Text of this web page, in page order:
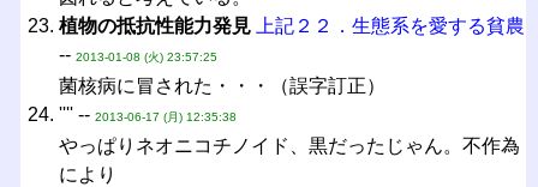
植物の抵抗性能力発見
上記２２．生態系を愛する貧農
-- 2013-01-08 (火) 23:57:25
菌核病に冒された・・・（誤字訂正）
'''' -- 2013-06-17 (月) 12:35:38
やっぱりネオニコチノイド、黒だったじゃん。不作為
により